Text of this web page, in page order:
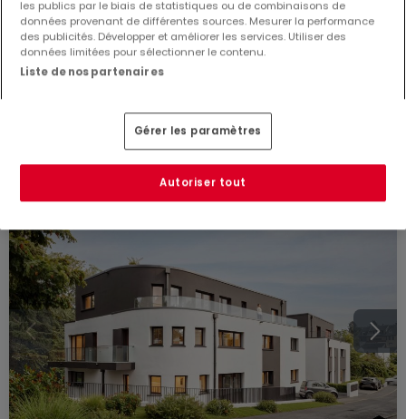
1
51 m²
597 643 €
Penthouse
3
105 m²
les publics par le biais de statistiques ou de combinaisons de
données provenant de différentes sources. Mesurer la performance
des publicités. Développer et améliorer les services. Utiliser des
données limitées pour sélectionner le contenu.
Liste de nos partenaires
Gérer les paramètres
Autoriser tout